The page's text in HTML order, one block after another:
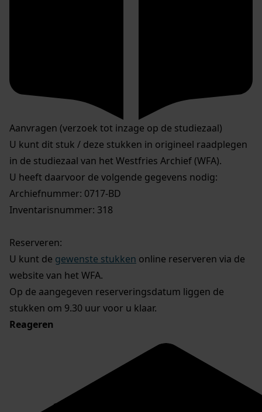
Aanvragen (verzoek tot inzage op de studiezaal)
U kunt dit stuk / deze stukken in origineel raadplegen
in de studiezaal van het Westfries Archief (WFA).
U heeft daarvoor de volgende gegevens nodig:
Archiefnummer: 0717-BD
Inventarisnummer: 318
Reserveren:
U kunt de gewenste stukken online reserveren via de
website van het WFA.
Op de aangegeven reserveringsdatum liggen de
stukken om 9.30 uur voor u klaar.
Reageren